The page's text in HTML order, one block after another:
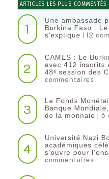
ARTICLES LES PLUS COMMENTÉS
1
Une ambassade
Burkina Faso :
s’explique | 12
2
CAMES : Le
avec 412 inscrits
48ᵉ session des
commentaires
3
Le Fonds
Banque
de la monnaie | 6
4
Université Nazi
académiques
s’ouvre pour
commentaires